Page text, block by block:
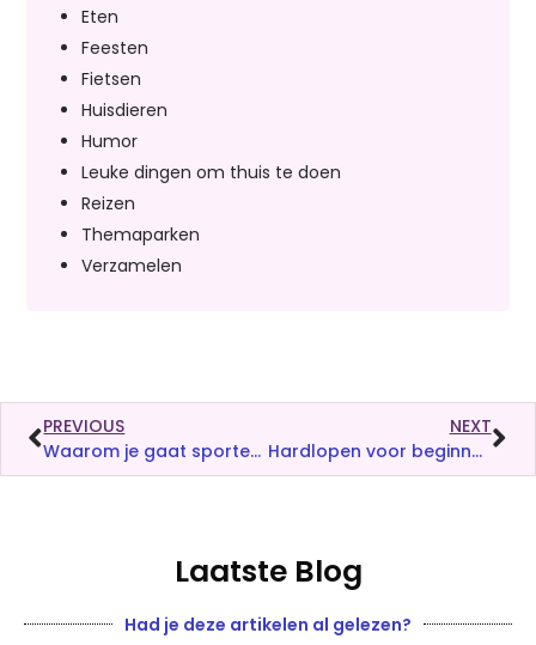
Eten
Feesten
Fietsen
Huisdieren
Humor
Leuke dingen om thuis te doen
Reizen
Themaparken
Verzamelen
PREVIOUS
Waarom je gaat sporten voor je ‘ontspanning’
NEXT
Hardlopen voor beginners
Laatste Blog
Had je deze artikelen al gelezen?